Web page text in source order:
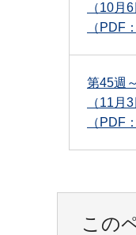
（10月
（PDF
第45週
（11月
（PDF
この